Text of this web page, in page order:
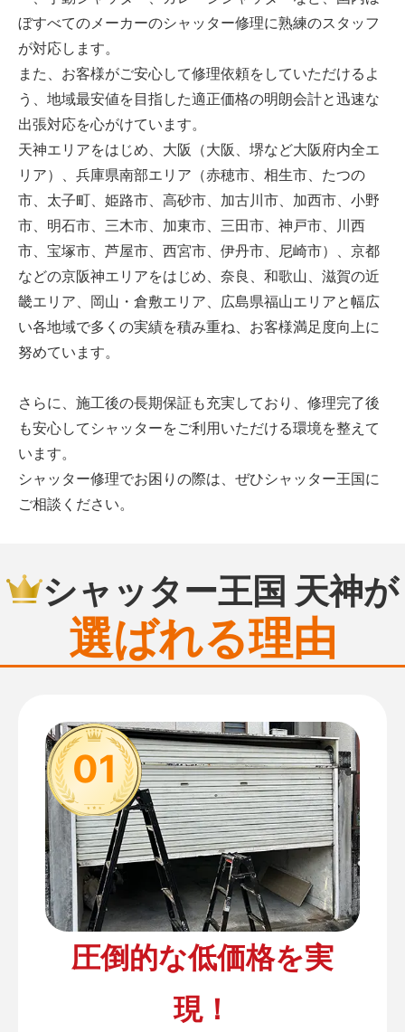
ぼすべてのメーカーのシャッター修理に熟練のスタッフ
が対応します。
また、お客様がご安心して修理依頼をしていただけるよ
う、地域最安値を目指した適正価格の明朗会計と迅速な
出張対応を心がけています。
天神エリアをはじめ、大阪（大阪、堺など大阪府内全エ
リア）、兵庫県南部エリア（赤穂市、相生市、たつの
市、太子町、姫路市、高砂市、加古川市、加西市、小野
市、明石市、三木市、加東市、三田市、神戸市、川西
市、宝塚市、芦屋市、西宮市、伊丹市、尼崎市）、京都
などの京阪神エリアをはじめ、奈良、和歌山、滋賀の近
畿エリア、岡山・倉敷エリア、広島県福山エリアと幅広
い各地域で多くの実績を積み重ね、お客様満足度向上に
努めています。
さらに、施工後の長期保証も充実しており、修理完了後
も安心してシャッターをご利用いただける環境を整えて
います。
シャッター修理でお困りの際は、ぜひシャッター王国に
ご相談ください。
シャッター王国 天神が
選ばれる理由
01
圧倒的な低価格を実
現！